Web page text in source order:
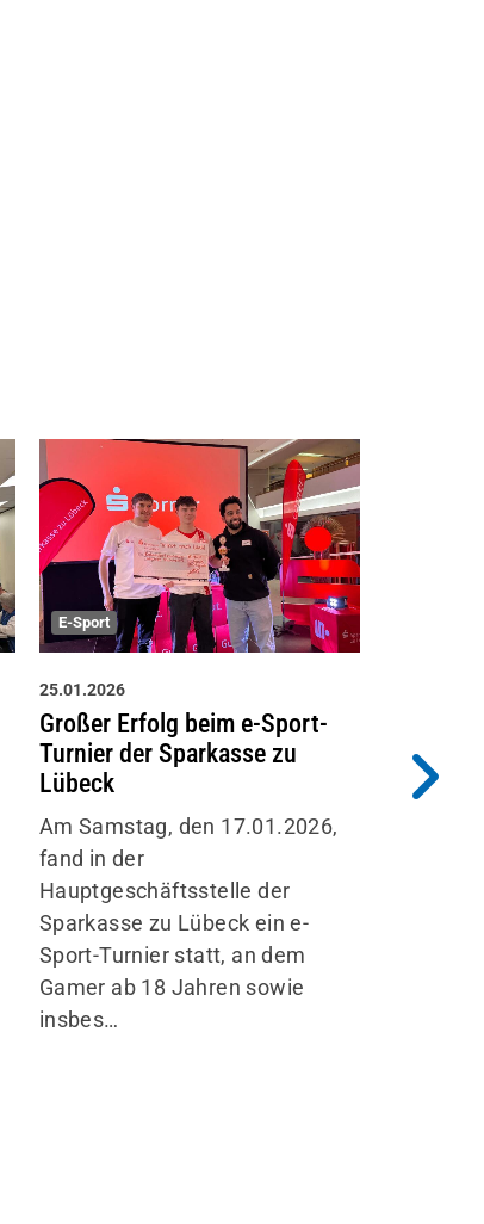
E-Sport
25.01.2026
Großer Erfolg beim e-Sport-
Turnier der Sparkasse zu
Lübeck
Am Samstag, den 17.01.2026,
fand in der
Hauptgeschäftsstelle der
Sparkasse zu Lübeck ein e-
Sport-Turnier statt, an dem
Gamer ab 18 Jahren sowie
insbes…
Am